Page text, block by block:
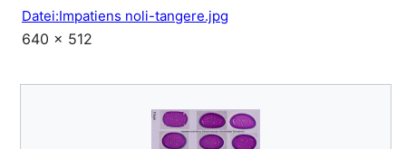
Datei:Impatiens noli-tangere.jpg
640 × 512